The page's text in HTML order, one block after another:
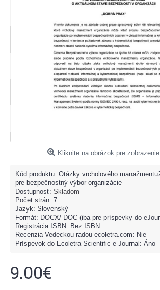
Kliknite na obrázok pre
Kód produktu: Otázky vrcholového manažmentu
pre bezpečnostný výbor organizácie
Dostupnosť: Skladom
Počet strán: 7
Jazyk: Slovenský
Formát: DOCX/ DOC (iba pre príspevky do
Registrácia ISBN: Bez ISBN
Recenzia Vedeckou radou ecoletra.com: Nie
Príspevok do Ecoletra Scientific e-Journal: Áno
9.00€